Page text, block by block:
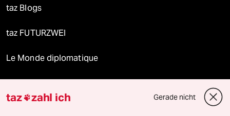
taz Blogs
taz FUTURZWEI
Le Monde diplomatique
taz zahl ich Gerade nicht